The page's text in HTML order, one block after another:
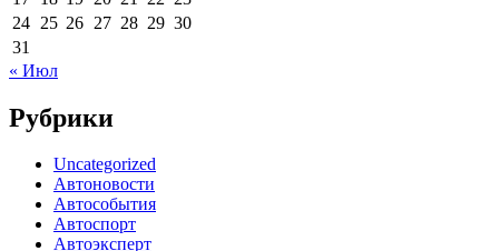
24 25 26 27 28 29 30
31
« Июл
Рубрики
Uncategorized
Автоновости
Автособытия
Автоспорт
Автоэксперт